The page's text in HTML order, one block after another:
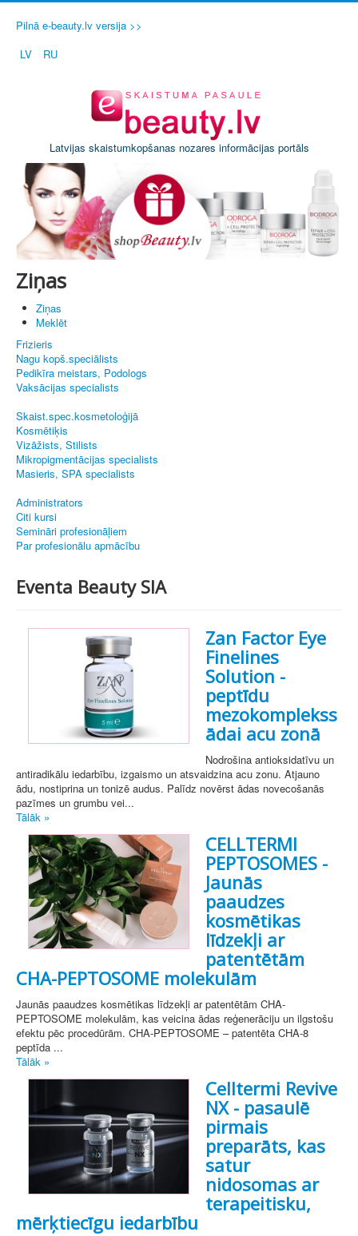
Pilnā e-beauty.lv versija >>
LV
RU
Latvijas skaistumkopšanas nozares informācijas portāls
Ziņas
Ziņas
Meklēt
Frizieris
Nagu kopš.speciālists
Pedikīra meistars, Podologs
Vaksācijas specialists
Skaist.spec.kosmetoloģijā
Kosmētiķis
Vizāžists, Stilists
Mikropigmentācijas specialists
Masieris, SPA specialists
Administrators
Citi kursi
Semināri profesionāļiem
Par profesionālu apmācību
Eventa Beauty SIA
Zan Factor Eye
Finelines
Solution -
peptīdu
mezokomplekss
ādai acu zonā
Nodrošina antioksidatīvu un
antiradikālu iedarbību, izgaismo un atsvaidzina acu zonu. Atjauno
ādu, nostiprina un tonizē audus. Palīdz novērst ādas novecošanās
pazīmes un grumbu vei...
Tālāk »
CELLTERMI
PEPTOSOMES -
Jaunās
paaudzes
kosmētikas
līdzekļi ar
patentētām
CHA-PEPTOSOME molekulām
Jaunās paaudzes kosmētikas līdzekļi ar patentētām CHA-
PEPTOSOME molekulām, kas veicina ādas reģenerāciju un ilgstošu
efektu pēc procedūrām. CHA-PEPTOSOME – patentēta CHA-8
peptīda ...
Tālāk »
Celltermi Revive
NX - pasaulē
pirmais
preparāts, kas
satur
nidosomas ar
terapeitisku,
mērķtiecīgu iedarbību